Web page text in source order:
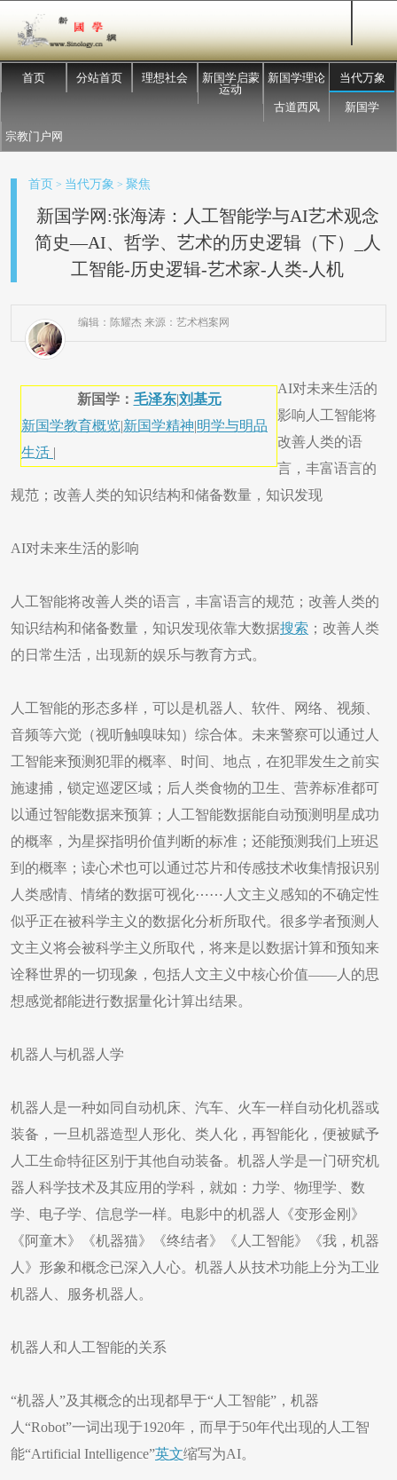
首页 分站首页 理想社会
新国学启蒙
运动
新国学理论 当代万象
古道西风 新国学
宗教门户网
首页 > 当代万象 > 聚焦
新国学网:张海涛：人工智能学与AI艺术观念
简史—AI、哲学、艺术的历史逻辑（下）_人
工智能-历史逻辑-艺术家-人类-人机
编辑：陈耀杰 来源：艺术档案网
新国学： 毛泽东|刘基元
新国学教育概览|新国学精神|明学与明品
生活 |
AI对未来生活的
影响人工智能将
改善人类的语
言，丰富语言的
规范；改善人类的知识结构和储备数量，知识发现
AI对未来生活的影响
人工智能将改善人类的语言，丰富语言的规范；改善人类的
知识结构和储备数量，知识发现依靠大数据搜索 ；改善人类
的日常生活，出现新的娱乐与教育方式。
人工智能的形态多样，可以是机器人、软件、网络、视频、
音频等六觉（视听触嗅味知）综合体。未来警察可以通过人
工智能来预测犯罪的概率、时间、地点，在犯罪发生之前实
施逮捕，锁定巡逻区域；后人类食物的卫生、营养标准都可
以通过智能数据来预算；人工智能数据能自动预测明星成功
的概率，为星探指明价值判断的标准；还能预测我们上班迟
到的概率；读心术也可以通过芯片和传感技术收集情报识别
人类感情、情绪的数据可视化⋯⋯人文主义感知的不确定性
似乎正在被科学主义的数据化分析所取代。很多学者预测人
文主义将会被科学主义所取代，将来是以数据计算和预知来
诠释世界的一切现象，包括人文主义中核心价值——人的思
想感觉都能进行数据量化计算出结果。
机器人与机器人学
机器人是一种如同自动机床、汽车、火车一样自动化机器或
装备，一旦机器造型人形化、类人化，再智能化，便被赋予
人工生命特征区别于其他自动装备。机器人学是一门研究机
器人科学技术及其应用的学科，就如：力学、物理学、数
学、电子学、信息学一样。电影中的机器人《变形金刚》
《阿童木》《机器猫》《终结者》《人工智能》《我，机器
人》形象和概念已深入人心。机器人从技术功能上分为工业
机器人、服务机器人。
机器人和人工智能的关系
“机器人”及其概念的出现都早于“人工智能”，机器
人“Robot”一词出现于1920年，而早于50年代出现的人工智
能“Artificial Intelligence”英文缩写为AI。